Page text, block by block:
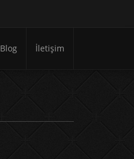
Blog İletişim